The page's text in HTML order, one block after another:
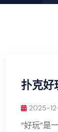
扑克好
2025-
“好玩”是